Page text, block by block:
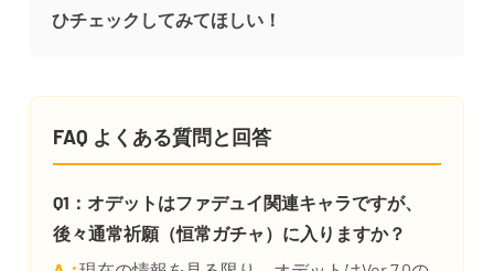
ひチェックしてみてほしい！
FAQ よくある質問と回答
Q1：オデットはファデュイ関連キャラですが、
後々通常祈願（恒常ガチャ）に入りますか？